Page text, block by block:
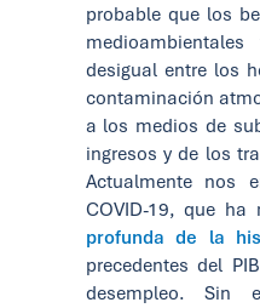
probable que los
desigual entre los
contaminación
a los medios de
ingresos y de los
Actualmente nos
COVID-19, que ha
profunda de la
precedentes del
desempleo. Sin